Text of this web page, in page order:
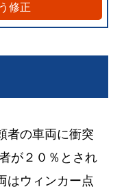
修正
者の車両に衝突
が２０％とされ
はウィンカー点